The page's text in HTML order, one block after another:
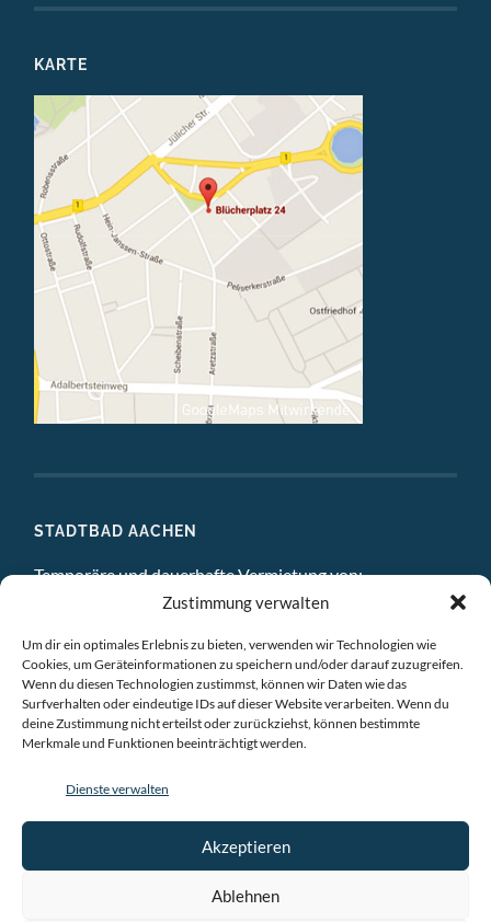
Zustimmung verwalten
Um dir ein optimales Erlebnis zu bieten, verwenden wir Technologien wie
Cookies, um Geräteinformationen zu speichern und/oder darauf zuzugreifen.
Wenn du diesen Technologien zustimmst, können wir Daten wie das
Surfverhalten oder eindeutige IDs auf dieser Website verarbeiten. Wenn du
deine Zustimmung nicht erteilst oder zurückziehst, können bestimmte
Merkmale und Funktionen beeinträchtigt werden.
Dienste verwalten
Akzeptieren
Ablehnen
KARTE
STADTBAD AACHEN
Temporäre und dauerhafte Vermietung von:
ATELIERS
EINZELBÜROS
GEMEINSCHAFTSBÜROS
BESPRECHUNGSRÄUME
VERANSTALTUNGSRÄUME